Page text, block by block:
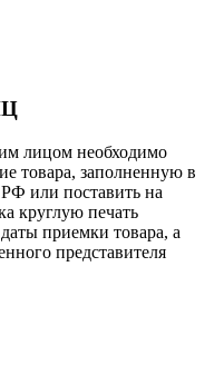
лицом необходимо
товара, заполненную в
РФ или поставить на
круглую печать
приемки товара, а
представителя